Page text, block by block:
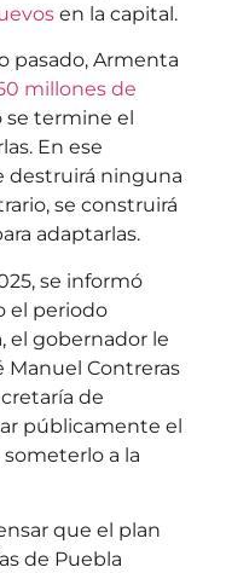
en la capital.
pasado, Armenta
millones de
termine el
En ese
destruirá ninguna
se construirá
adaptarlas.
se informó
el periodo
el gobernador le
Manuel Contreras
de
públicamente el
a la
que el plan
de Puebla